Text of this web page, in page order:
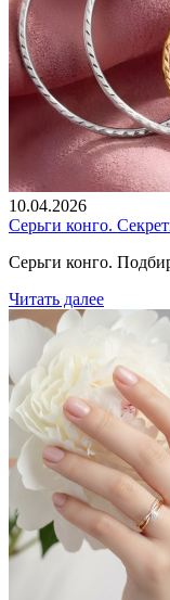
10.04.2026
Серьги конго.
Серьги конго.
Читать далее